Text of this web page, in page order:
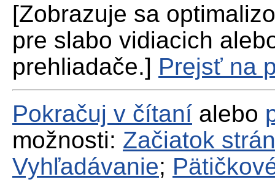
[Zobrazuje sa
pre slabo vidiacich
prehliadače.] Prejsť na
Pokračuj v čítaní alebo
možnosti: Začiatok
Vyhľadávanie;